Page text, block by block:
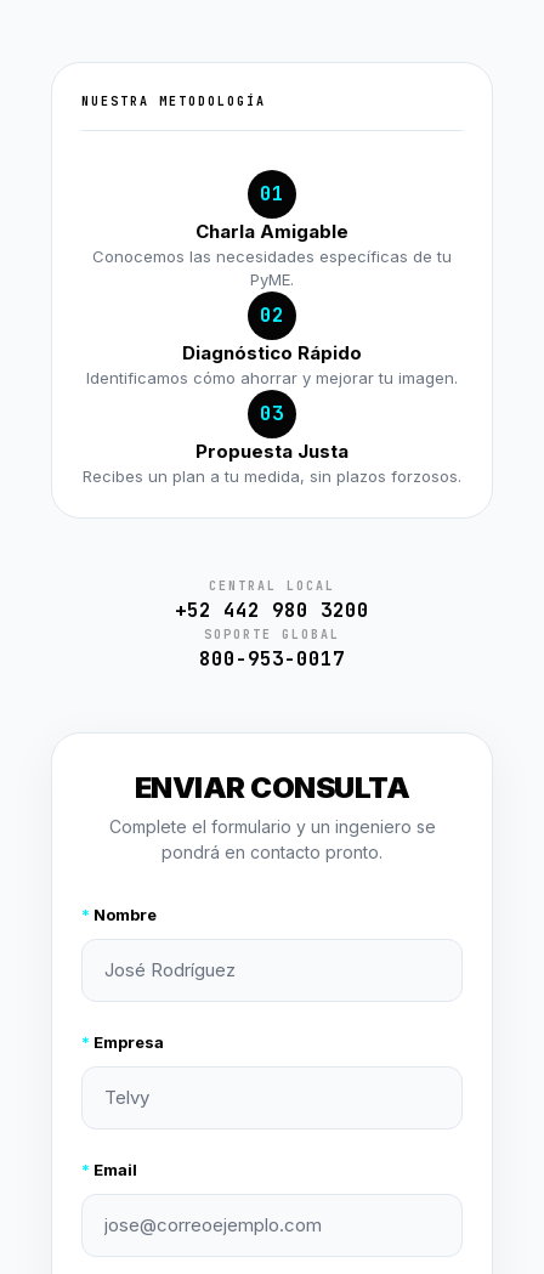
NUESTRA METODOLOGÍA
01
Charla Amigable
Conocemos las necesidades específicas de tu
PyME.
02
Diagnóstico Rápido
Identificamos cómo ahorrar y mejorar tu imagen.
03
Propuesta Justa
Recibes un plan a tu medida, sin plazos forzosos.
CENTRAL LOCAL
+52 442 980 3200
SOPORTE GLOBAL
800-953-0017
ENVIAR CONSULTA
Complete el formulario y un ingeniero se
pondrá en contacto pronto.
* Nombre
* Empresa
* Email